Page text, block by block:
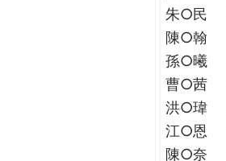
朱○民
陳○翰
孫○曦
曹○茜
洪○瑋
江○恩
陳○奈